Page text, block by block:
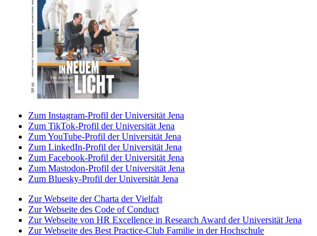
Zum Instagram-Profil der Universität Jena
Zum TikTok-Profil der Universität Jena
Zum YouTube-Profil der Universität Jena
Zum LinkedIn-Profil der Universität Jena
Zum Facebook-Profil der Universität Jena
Zum Mastodon-Profil der Universität Jena
Zum Bluesky-Profil der Universität Jena
Zur Webseite der Charta der Vielfalt
Zur Webseite des Code of Conduct
Zur Webseite von HR Excellence in Research Award der Universität Jena
Zur Webseite des Best Practice-Club Familie in der Hochschule